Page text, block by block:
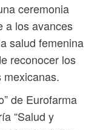
ceremonia
a los avances
salud femenina
reconocer los
de Eurofarma
“Salud y